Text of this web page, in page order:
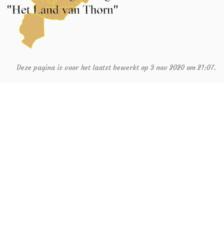
Deze pagina is voor het laatst bewerkt op 3 nov 2020 om 21:07.